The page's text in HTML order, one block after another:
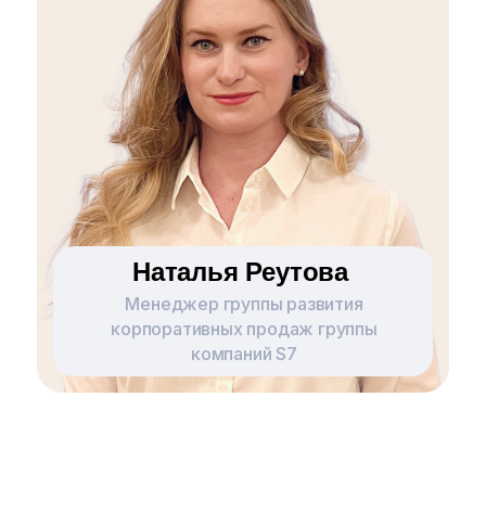
Наталья Реутова
Менеджер группы развития
корпоративных продаж группы
компаний S7